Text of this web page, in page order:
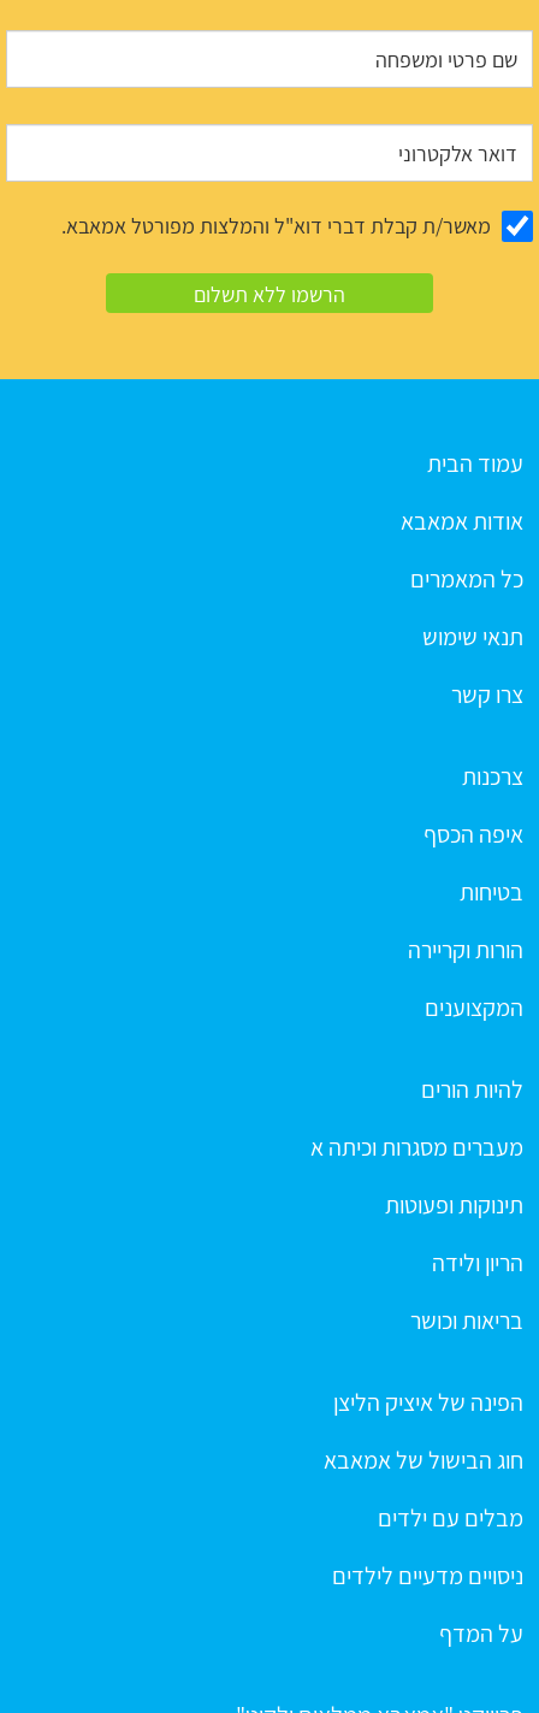
מאשר/ת קבלת דברי דוא"ל והמלצות מפורטל אמאבא.
עמוד הבית
אודות אמאבא
כל המאמרים
תנאי שימוש
צרו קשר
צרכנות
איפה הכסף
בטיחות
הורות וקריירה
המקצוענים
להיות הורים
מעברים מסגרות וכיתה א
תינוקות ופעוטות
הריון ולידה
בריאות וכושר
הפינה של איציק הליצן
חוג הבישול של אמאבא
מבלים עם ילדים
ניסויים מדעיים לילדים
על המדף